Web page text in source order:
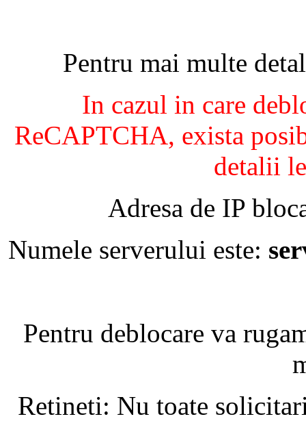
Pentru mai multe
In cazul in care
ReCAPTCHA, exista
detalii
Adresa de IP
Numele serverului este:
Pentru deblocare va
Retineti: Nu toate